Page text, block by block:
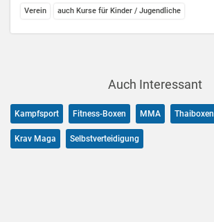
Verein auch Kurse für Kinder / Jugendliche
Auch Interessant
Kampfsport Fitness-Boxen MMA Thaiboxen
Krav Maga Selbstverteidigung